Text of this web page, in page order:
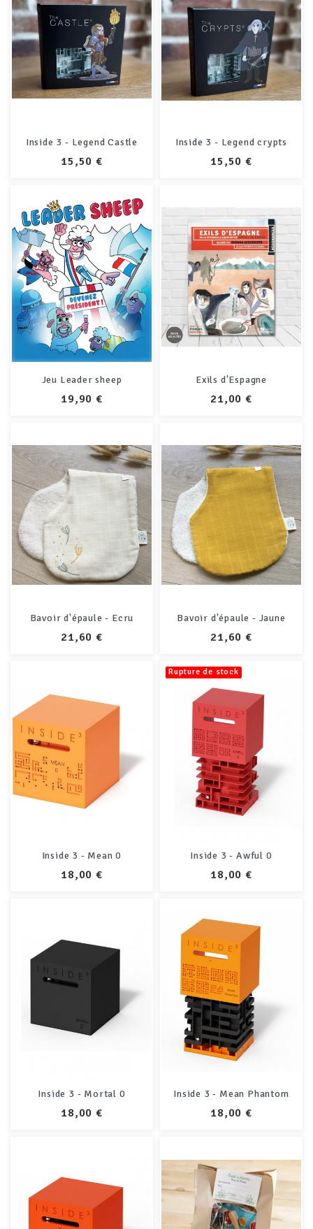
Inside 3 - Legend Castle
PRIX
15,50 €
Inside 3 - Legend crypts
PRIX
15,50 €
Jeu Leader sheep
PRIX
19,90 €
Exils d'Espagne
PRIX
21,00 €
Bavoir d'épaule - Ecru
PRIX
21,60 €
Bavoir d'épaule - Jaune
PRIX
21,60 €
Inside 3 - Mean 0
PRIX
18,00 €
Rupture de stock
Inside 3 - Awful 0
PRIX
18,00 €
Inside 3 - Mortal 0
PRIX
18,00 €
Inside 3 - Mean Phantom
PRIX
18,00 €